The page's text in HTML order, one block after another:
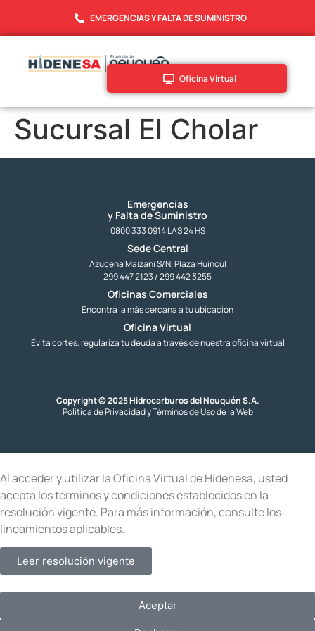
EMERGENCIAS Y FALTA DE SUMINISTRO
Oficina Virtual
Sucursal El Cholar
Emergencias
y Falta de Suministro
0800 333 0914 LAS 24 HS
Sede Central
Azucena Maizani S/N, Plaza Huincul
299 447 2123 / 299 442 3255
Oficinas Comerciales
Encontrá la más cercana a tu ubicación
Oficina Virtual
Evita cortes, regulariza tu deuda a través de nuestra oficina virtual
Copyright © 2025 Hidrocarburos del Neuquén S.A.
Politica de Privacidad y Términos de Uso de la Web
Al acceder y utilizar la Oficina Virtual de Hidenesa, usted
acepta los términos y condiciones establecidos en la
resolución vigente. Para más información, consulte los
lineamientos aplicables.
Leer resolución vigente
Aceptar